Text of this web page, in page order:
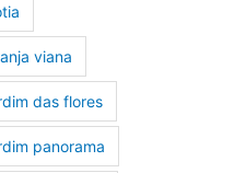
viana
das flores
panorama